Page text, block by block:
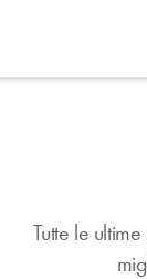
Tutte le